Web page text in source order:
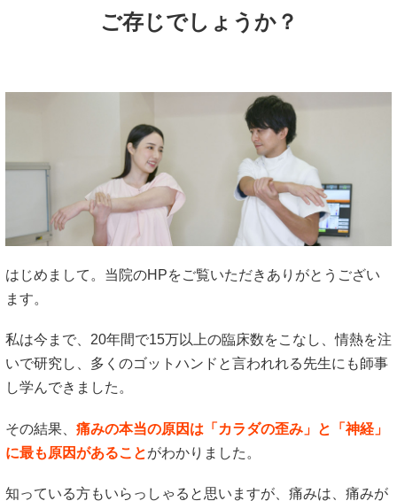
ご存じでしょうか？
はじめまして。当院のHPをご覧いただきありがとうござい
ます。
私は今まで、20年間で15万以上の臨床数をこなし、情熱を注
いで研究し、多くのゴットハンドと言われれる先生にも師事
し学んできました。
その結果、 痛みの本当の原因は「カラダの歪み」と「神経」
に最も原因があることがわかりました。
知っている方もいらっしゃると思いますが、痛みは、痛みが